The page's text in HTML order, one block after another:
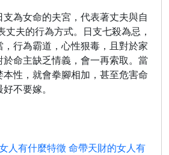
為女命的夫宮，代表著丈夫與自
丈夫的行為方式。日支七殺為忌，
行為霸道，心性狠毒，且對於家
命主缺乏情義，會一再索取。當
性，就會拳腳相加，甚至危害命
不要嫁。
人有什麼特徵 命帶天財的女人有